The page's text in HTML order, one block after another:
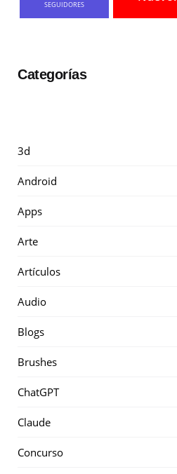
SEGUIDORES
Categorías
3d
Android
Apps
Arte
Artículos
Audio
Blogs
Brushes
ChatGPT
Claude
Concurso